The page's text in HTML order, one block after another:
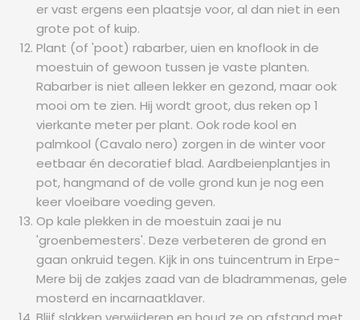
er vast ergens een plaatsje voor, al dan niet in een
grote pot of kuip.
Plant (of 'poot) rabarber, uien en knoflook in de
moestuin of gewoon tussen je vaste planten.
Rabarber is niet alleen lekker en gezond, maar ook
mooi om te zien. Hij wordt groot, dus reken op 1
vierkante meter per plant. Ook rode kool en
palmkool (Cavalo nero) zorgen in de winter voor
eetbaar én decoratief blad. Aardbeienplantjes in
pot, hangmand of de volle grond kun je nog een
keer vloeibare voeding geven.
Op kale plekken in de moestuin zaai je nu
'groenbemesters'. Deze verbeteren de grond en
gaan onkruid tegen. Kijk in ons tuincentrum in Erpe-
Mere bij de zakjes zaad van de bladrammenas, gele
mosterd en incarnaatklaver.